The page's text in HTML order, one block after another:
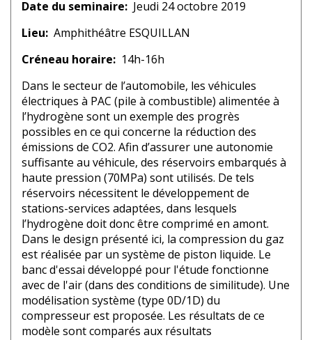
Date du seminaire
Jeudi 24 octobre 2019
Lieu Amphithéâtre ESQUILLAN
Créneau horaire
14h-16h
Dans le secteur de l’automobile, les véhicules
électriques à PAC (pile à combustible) alimentée à
l’hydrogène sont un exemple des progrès
possibles en ce qui concerne la réduction des
émissions de CO2. Afin d’assurer une autonomie
suffisante au véhicule, des réservoirs embarqués à
haute pression (70MPa) sont utilisés. De tels
réservoirs nécessitent le développement de
stations-services adaptées, dans lesquels
l’hydrogène doit donc être comprimé en amont.
Dans le design présenté ici, la compression du gaz
est réalisée par un système de piston liquide. Le
banc d'essai développé pour l'étude fonctionne
avec de l'air (dans des conditions de similitude). Une
modélisation système (type 0D/1D) du
compresseur est proposée. Les résultats de ce
modèle sont comparés aux résultats